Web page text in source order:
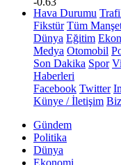
Hava Durumu
Fikstür Tüm
Dünya Eğitim
Medya Otomobil
Son Dakika Spor
Haberleri
Facebook Twitter
Künye / İletişim
Gündem
Politika
Dünya
Ekonomi